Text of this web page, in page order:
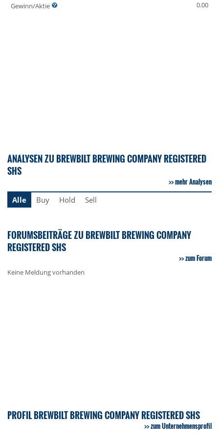
Gewinn/Aktie
0.00
ANALYSEN ZU BREWBILT BREWING COMPANY REGISTERED
SHS
mehr Analysen
Alle
Buy Hold Sell
FORUMSBEITRÄGE ZU BREWBILT BREWING COMPANY
REGISTERED SHS
zum Forum
Keine Meldung vorhanden
PROFIL BREWBILT BREWING COMPANY REGISTERED SHS
zum Unternehmensprofil